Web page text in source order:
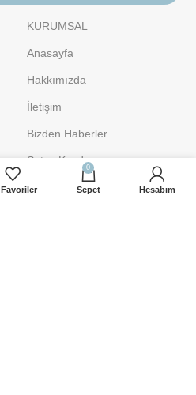
KURUMSAL
Anasayfa
Hakkımızda
İletişim
Bizden Haberler
Satıcı Kaydı
Favoriler
0
Sepet Hesabım